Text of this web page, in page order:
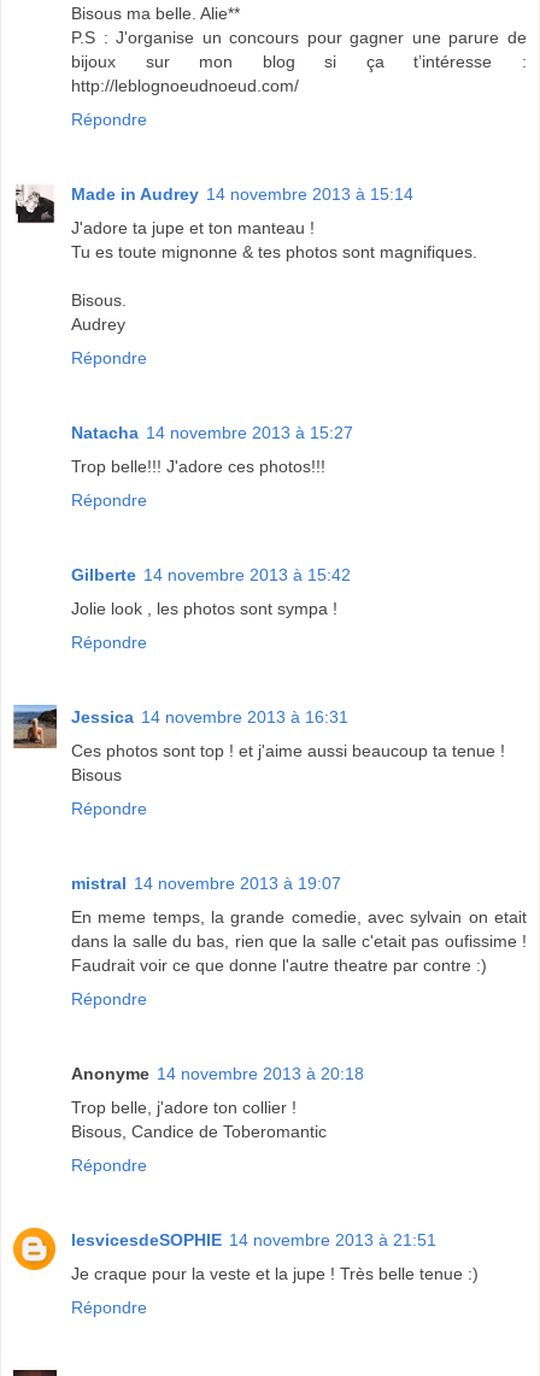
Bisous ma belle. Alie**
P.S : J'organise un concours pour gagner une parure de
bijoux sur mon blog si ça t’intéresse :
http://leblognoeudnoeud.com/
Répondre
Made in Audrey 14 novembre 2013 à 15:14
J'adore ta jupe et ton manteau !
Tu es toute mignonne & tes photos sont magnifiques.
Bisous.
Audrey
Répondre
Natacha 14 novembre 2013 à 15:27
Trop belle!!! J'adore ces photos!!!
Répondre
Gilberte 14 novembre 2013 à 15:42
Jolie look , les photos sont sympa !
Répondre
Jessica 14 novembre 2013 à 16:31
Ces photos sont top ! et j'aime aussi beaucoup ta tenue !
Bisous
Répondre
mistral 14 novembre 2013 à 19:07
En meme temps, la grande comedie, avec sylvain on etait
dans la salle du bas, rien que la salle c'etait pas oufissime !
Faudrait voir ce que donne l'autre theatre par contre :)
Répondre
Anonyme 14 novembre 2013 à 20:18
Trop belle, j'adore ton collier !
Bisous, Candice de Toberomantic
Répondre
lesvicesdeSOPHIE 14 novembre 2013 à 21:51
Je craque pour la veste et la jupe ! Très belle tenue :)
Répondre